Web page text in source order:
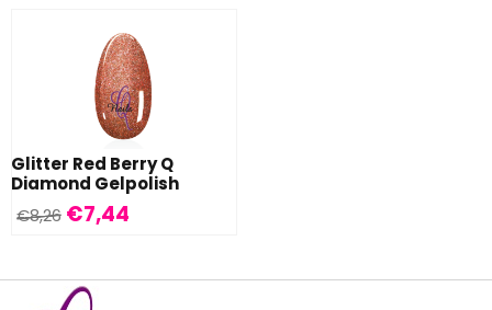
Glitter Red Berry Q
Diamond Gelpolish
€8,26 €7,44